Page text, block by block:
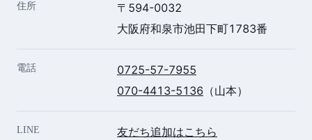
住所
〒594-0032
大阪府和泉市池田下町1783番
電話
0725-57-7955
070-4413-5136 （山本）
LINE 友だち追加はこちら